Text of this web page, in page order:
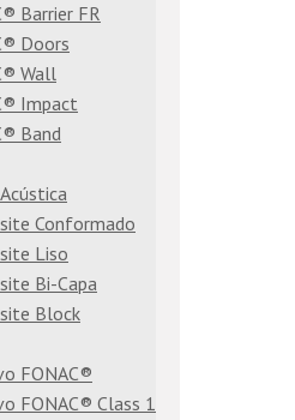
Barrier FR
Doors
Wall
Impact
Band
Conformado
Liso
Bi-Capa
Block
FONAC®
FONAC® Class 1